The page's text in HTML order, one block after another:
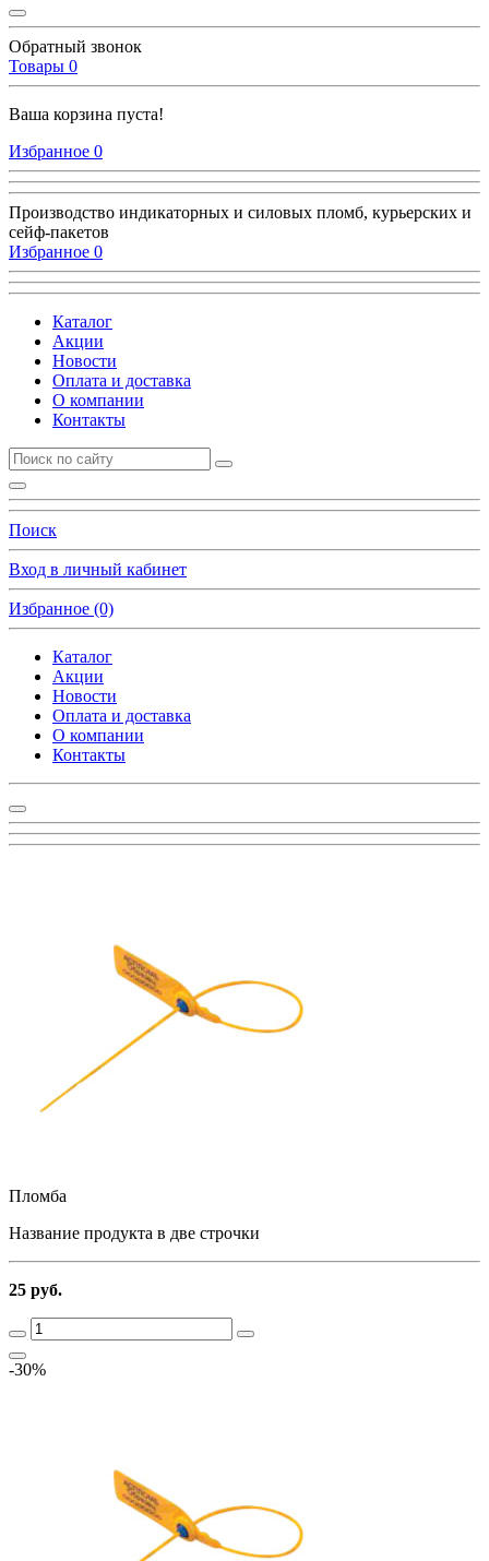
Обратный звонок
Товары 0
Ваша корзина пуста!
Избранное 0
Производство индикаторных и силовых пломб, курьерских и
сейф-пакетов
Избранное 0
Каталог
Акции
Новости
Оплата и доставка
О компании
Контакты
Поиск
Вход в личный кабинет
Избранное (0)
Каталог
Акции
Новости
Оплата и доставка
О компании
Контакты
Пломба
Название продукта в две строчки
25 руб.
-30%